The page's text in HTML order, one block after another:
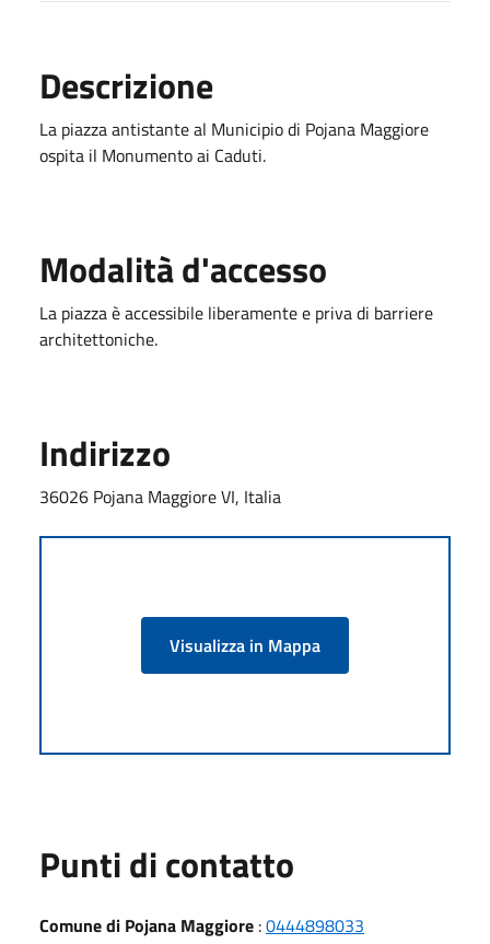
Descrizione
La piazza antistante al Municipio di Pojana Maggiore
ospita il Monumento ai Caduti.
Modalità d'accesso
La piazza è accessibile liberamente e priva di barriere
architettoniche.
Indirizzo
36026 Pojana Maggiore VI, Italia
Visualizza in Mappa
Punti di contatto
Comune di Pojana Maggiore :0444898033